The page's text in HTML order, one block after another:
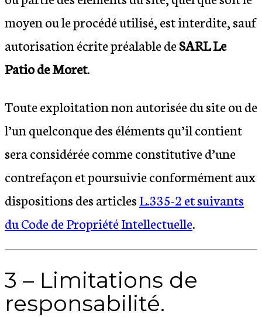
moyen ou le procédé utilisé, est interdite, sauf
autorisation écrite préalable deSARL Le
Patio de Moret.
Toute exploitation non autorisée du site ou de
l’un quelconque des éléments qu’il contient
sera considérée comme constitutive d’une
contrefaçon et poursuivie conformément aux
dispositions des articlesL.335-2 et suivants
du Code de Propriété Intellectuelle.
3 – Limitations de
responsabilité.